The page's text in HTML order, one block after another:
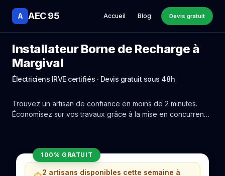
A AEC 95 Accueil Blog Devis gratuit
Installateur Borne de Recharge à
Margival
Électriciens IRVE certifiés · Devis gratuit sous 48h
Trouvez un artisan de confiance en moins de 2 minutes.
Économisez sur vos travaux grâce à la mise en concurrence
100% GRATUIT
2 artisans disponibles cette semaine à